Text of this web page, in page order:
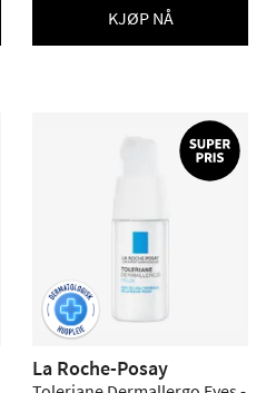
KJØP NÅ
La Roche-Posay